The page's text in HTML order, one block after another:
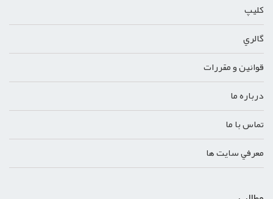
کليپ
گالري
قوانين و مقررات
درباره ما
تماس با ما
معرفي سايت ها